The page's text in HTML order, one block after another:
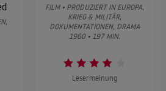
FILM • PRODUZIERT IN EUROPA,
KRIEG & MILITÄR,
DOKUMENTATIONEN, DRAMA
1960 • 197 MIN.
Lesermeinung